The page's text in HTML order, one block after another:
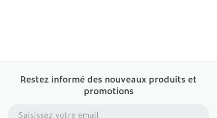
Restez informé des nouveaux produits et
promotions
Adresse mail